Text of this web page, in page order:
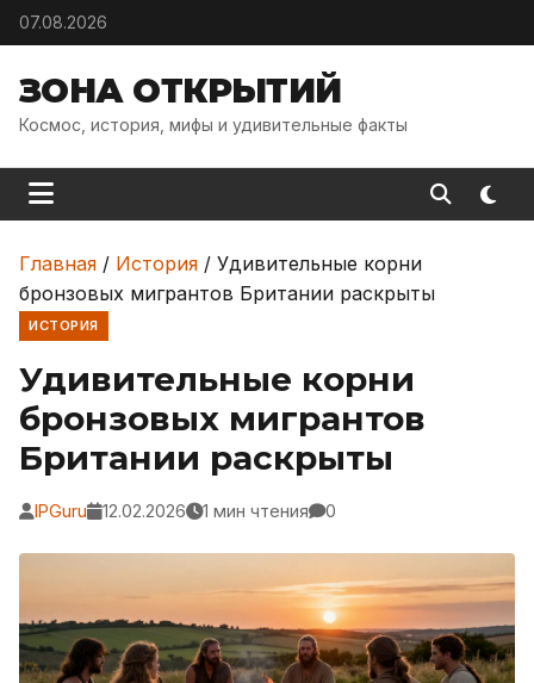
Skip to content
07.08.2026
ЗОНА ОТКРЫТИЙ
Космос, история, мифы и удивительные факты
Главная / История / Удивительные корни
бронзовых мигрантов Британии раскрыты
ИСТОРИЯ
Удивительные корни
бронзовых мигрантов
Британии раскрыты
IPGuru 12.02.2026 1 мин чтения 0